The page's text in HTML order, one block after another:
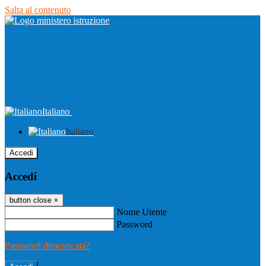
Salta al contenuto
Italiano
Italiano
Accedi
Accedi
button close ×
Nome Utente
Password
Password dimenticata?